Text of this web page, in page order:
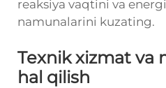
reaksiya vaqtini va
namunalarini kuzating.
Texnik xizmat va
hal qilish